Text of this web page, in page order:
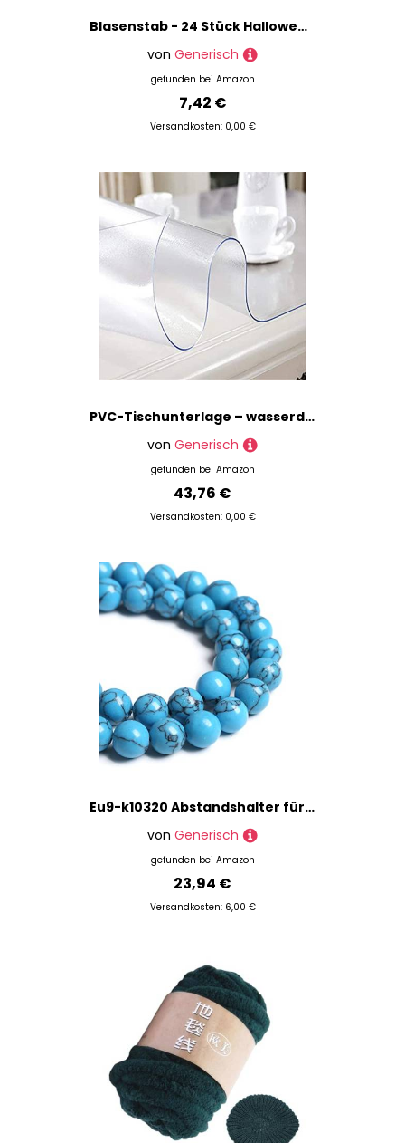
Blasenstab - 24 Stück Halloween Bubble Sticks - Manuelle Gebläse-Spiele für Partys Sommeraktivitäten Ostern Weihnachten Geburtstag
von Generisch
gefunden bei Amazon
7,42 €
Versandkosten: 0,00 €
PVC-Tischunterlage – wasserdicht, waschbar, Schreibtischschutz für Zuhause, Küche, Büro (140 x 70 cm)
von Generisch
gefunden bei Amazon
43,76 €
Versandkosten: 0,00 €
Eu9-k10320 Abstandshalter für Schmuckherstellung, Armband, Halskette, Blau, Türkis, 12 mm, 32 Stück
von Generisch
gefunden bei Amazon
23,94 €
Versandkosten: 6,00 €